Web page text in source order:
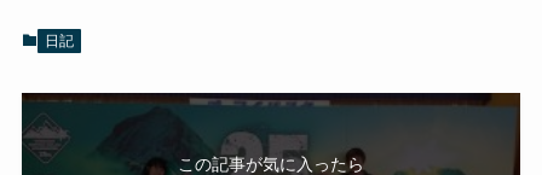
日記
この記事が気に入ったら